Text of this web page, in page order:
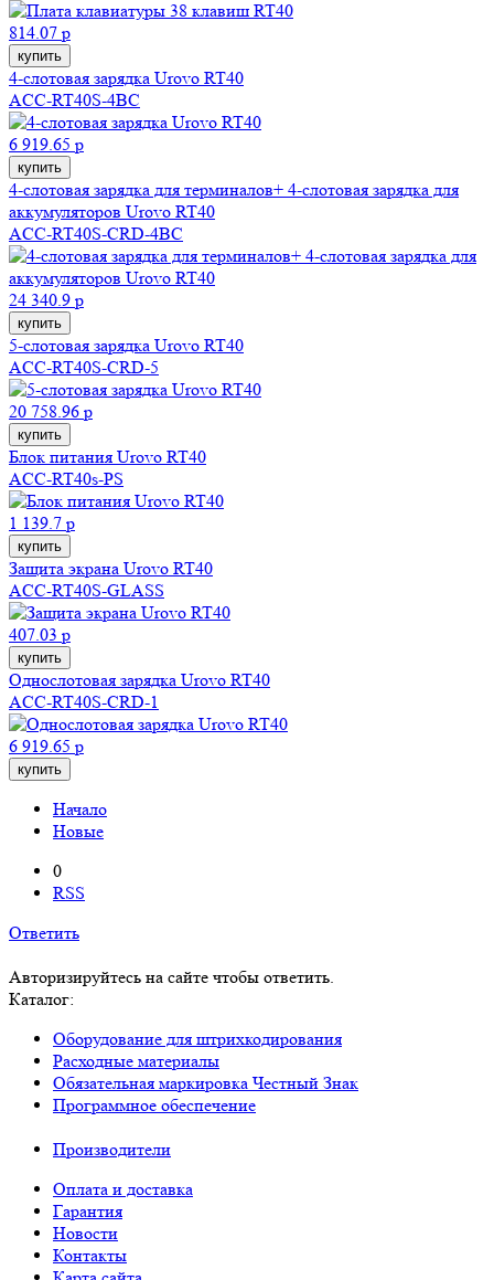
814.07 р
купить
4-слотовая зарядка Urovo RT40
ACC-RT40S-4BC
6 919.65 р
купить
4-слотовая зарядка для терминалов+ 4-слотовая зарядка для
аккумуляторов Urovo RT40
ACC-RT40S-CRD-4BC
24 340.9 р
купить
5-слотовая зарядка Urovo RT40
ACC-RT40S-CRD-5
20 758.96 р
купить
Блок питания Urovo RT40
ACC-RT40s-PS
1 139.7 р
купить
Защита экрана Urovo RT40
ACC-RT40S-GLASS
407.03 р
купить
Однослотовая зарядка Urovo RT40
ACC-RT40S-CRD-1
6 919.65 р
купить
Начало
Новые
0
RSS
Ответить
Авторизируйтесь на сайте чтобы ответить.
Каталог:
Оборудование для штрихкодирования
Расходные материалы
Обязательная маркировка Честный Знак
Программное обеспечение
Производители
Оплата и доставка
Гарантия
Новости
Контакты